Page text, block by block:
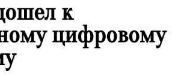
к
цифровому